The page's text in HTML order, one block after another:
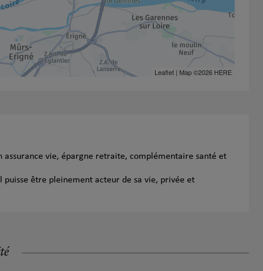
Leaflet| Map ©2026 HERE
assurance vie, épargne retraite, complémentaire santé et
être pleinement acteur de sa vie, privée et